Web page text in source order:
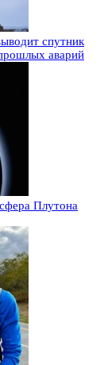
спутник
аварий
Плутона